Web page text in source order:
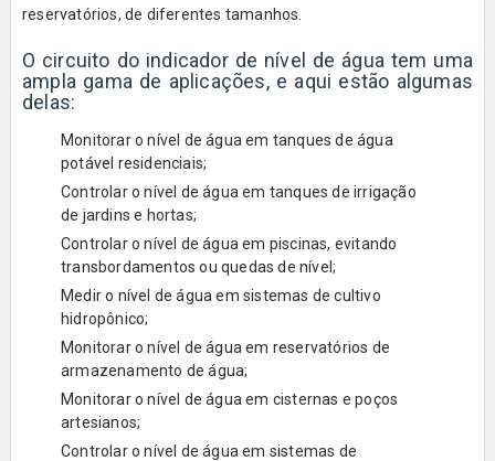
reservatórios, de diferentes tamanhos.
O circuito do indicador de nível de água tem uma
ampla gama de aplicações, e aqui estão algumas
delas:
Monitorar o nível de água em tanques de água
potável residenciais;
Controlar o nível de água em tanques de irrigação
de jardins e hortas;
Controlar o nível de água em piscinas, evitando
transbordamentos ou quedas de nível;
Medir o nível de água em sistemas de cultivo
hidropônico;
Monitorar o nível de água em reservatórios de
armazenamento de água;
Monitorar o nível de água em cisternas e poços
artesianos;
Controlar o nível de água em sistemas de